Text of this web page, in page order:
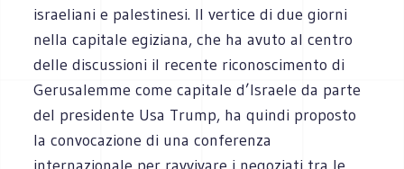
israeliani e palestinesi. Il vertice di due giorni
nella capitale egiziana, che ha avuto al centro
delle discussioni il recente riconoscimento di
Gerusalemme come capitale d’Israele da parte
del presidente Usa Trump, ha quindi proposto
la convocazione di una conferenza